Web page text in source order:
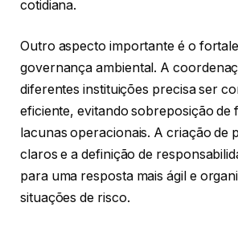
cotidiana.
Outro aspecto importante é o
governança ambiental. A
diferentes instituições precisa ser
eficiente, evitando sobreposição de
lacunas operacionais. A criação de
claros e a definição de
para uma resposta mais ágil e
situações de risco.